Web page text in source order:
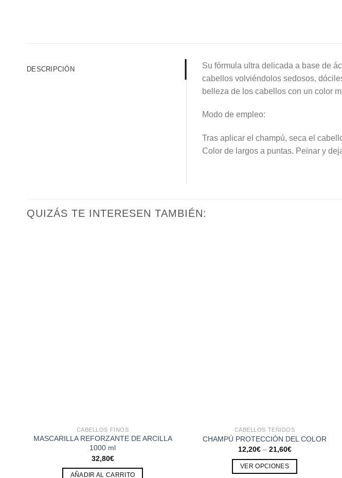
DESCRIPCIÓN
Su fórmula ultra delicada a base de
cabellos volviéndolos sedosos,
belleza de los cabellos con un color
Modo de empleo:
Tras aplicar el champú, seca el
Color de largos a puntas. Peinar y
QUIZÁS TE INTERESEN TAMBIÉN:
CABELLOS FINOS
MASCARILLA REFORZANTE DE ARCILLA
1000 ml
32,80€
AÑADIR AL CARRITO
CABELLOS TEÑIDOS
CHAMPÚ PROTECCIÓN DEL COLOR
12,20€– 21,60€
VER OPCIONES